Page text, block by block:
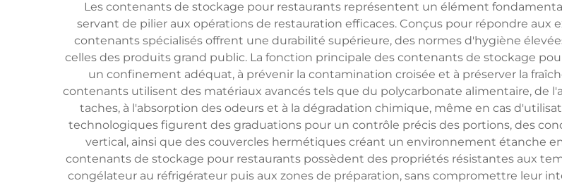
Les contenants de stockage pour restaurants représentent un élément
servant de pilier aux opérations de restauration efficaces. Conçus pour répondre aux
contenants spécialisés offrent une durabilité supérieure, des normes d'hygiène
celles des produits grand public. La fonction principale des contenants de stockage
un confinement adéquat, à prévenir la contamination croisée et à préserver la
contenants utilisent des matériaux avancés tels que du polycarbonate alimentaire, de
taches, à l'absorption des odeurs et à la dégradation chimique, même en cas
technologiques figurent des graduations pour un contrôle précis des portions, des
vertical, ainsi que des couvercles hermétiques créant un environnement étanche
contenants de stockage pour restaurants possèdent des propriétés résistantes aux
congélateur au réfrigérateur puis aux zones de préparation, sans compromettre leur